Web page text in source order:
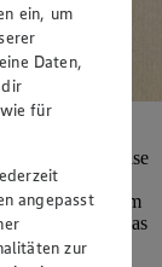
wir eine
und Lebensweise
auf
vorbei, um
Infos rund um das
ein, um
Daten,
für
angepasst
zur